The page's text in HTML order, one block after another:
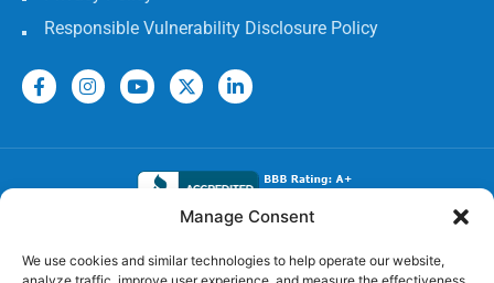
Manage Consent
We use cookies and similar technologies to help operate our website,
Responsible Vulnerability Disclosure Policy
Electrical Licenses: